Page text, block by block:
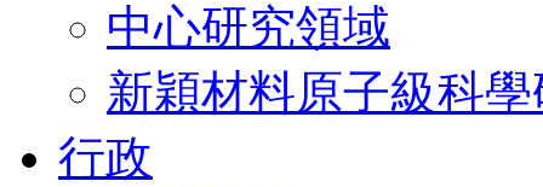
中心研究領域
新穎材料原子級科
行政